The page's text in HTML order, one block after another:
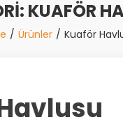
KUAFÖR
Ürünler Kuaför